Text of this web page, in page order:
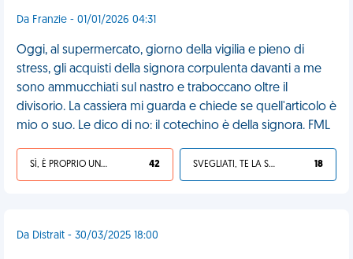
Da Franzie - 01/01/2026 04:31
Oggi, al supermercato, giorno della vigilia e pieno di
stress, gli acquisti della signora corpulenta davanti a me
sono ammucchiati sul nastro e traboccano oltre il
divisorio. La cassiera mi guarda e chiede se quell'articolo è
mio o suo. Le dico di no: il cotechino è della signora. FML
SÌ, È PROPRIO UNA VDM! 42 SVEGLIATI, TE LA SEI CERCATA! 18
Da Distrait - 30/03/2025 18:00